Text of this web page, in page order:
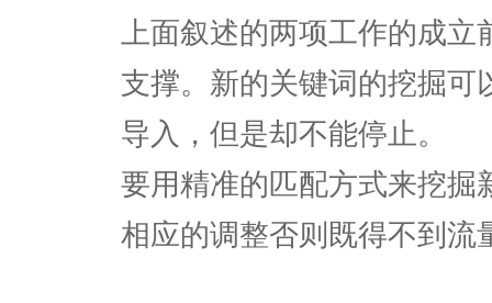
上面叙述的两项工作的成
支撑。新的关键词的挖掘可
导入，但是却不能停止。
要用精准的匹配方式来挖掘
相应的调整否则既得不到流